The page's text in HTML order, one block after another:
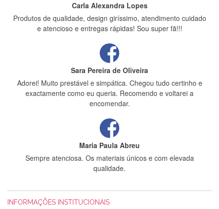
Carla Alexandra Lopes
Produtos de qualidade, design giríssimo, atendimento cuidado
e atencioso e entregas rápidas! Sou super fã!!!
Sara Pereira de Oliveira
Adorei! Muito prestável e simpática. Chegou tudo certinho e
exactamente como eu queria. Recomendo e voltarei a
encomendar.
Maria Paula Abreu
Sempre atenciosa. Os materiais únicos e com elevada
qualidade.
INFORMAÇÕES INSTITUCIONAIS